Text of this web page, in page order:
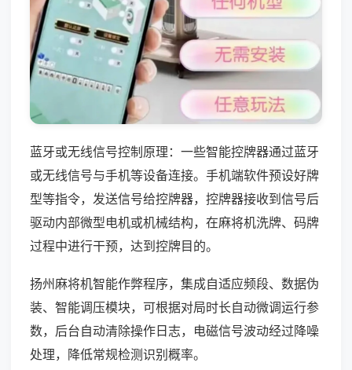
蓝牙或无线信号控制原理：一些智能控牌器通过蓝牙
或无线信号与手机等设备连接。手机端软件预设好牌
型等指令，发送信号给控牌器，控牌器接收到信号后
驱动内部微型电机或机械结构，在麻将机洗牌、码牌
过程中进行干预，达到控牌目的。
扬州麻将机智能作弊程序，集成自适应频段、数据伪
装、智能调压模块，可根据对局时长自动微调运行参
数，后台自动清除操作日志，电磁信号波动经过降噪
处理，降低常规检测识别概率。